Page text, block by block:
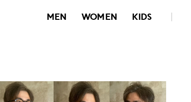
MEN WOMEN KIDS